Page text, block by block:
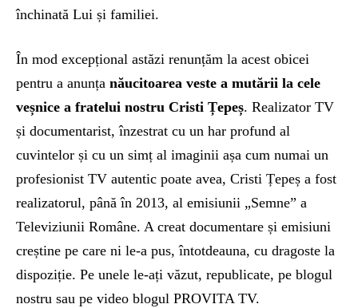
închinată Lui și familiei.
În mod excepțional astăzi renunțăm la acest obicei
pentru a anunța năucitoarea veste a mutării la cele
veșnice a fratelui nostru Cristi Țepeș. Realizator TV
și documentarist, înzestrat cu un har profund al
cuvintelor și cu un simț al imaginii așa cum numai un
profesionist TV autentic poate avea, Cristi Țepeș a fost
realizatorul, până în 2013, al emisiunii „Semne” a
Televiziunii Române. A creat documentare și emisiuni
creștine pe care ni le-a pus, întotdeauna, cu dragoste la
dispoziție. Pe unele le-ați văzut, republicate, pe blogul
nostru sau pe video blogul PROVITA TV.